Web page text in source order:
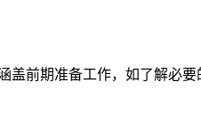
盖前期准备工作，如了解必